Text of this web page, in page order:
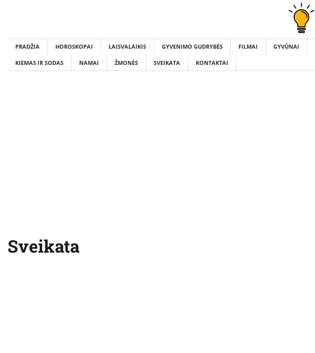
PRADŽIA HOROSKOPAI LAISVALAIKIS GYVENIMO GUDRYBĖS FILMAI GYVŪNAI
KIEMAS IR SODAS NAMAI ŽMONĖS SVEIKATA KONTAKTAI
Sveikata